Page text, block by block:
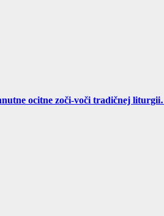
ocitne zoči-voči tradičnej